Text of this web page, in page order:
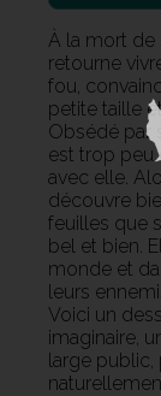
À la mort de
retourne
fou,
petite taille
Obsédé par
est trop peu
avec elle.
découvre
feuilles que
bel et bien.
monde et
leurs
Voici un
imaginaire,
large public,